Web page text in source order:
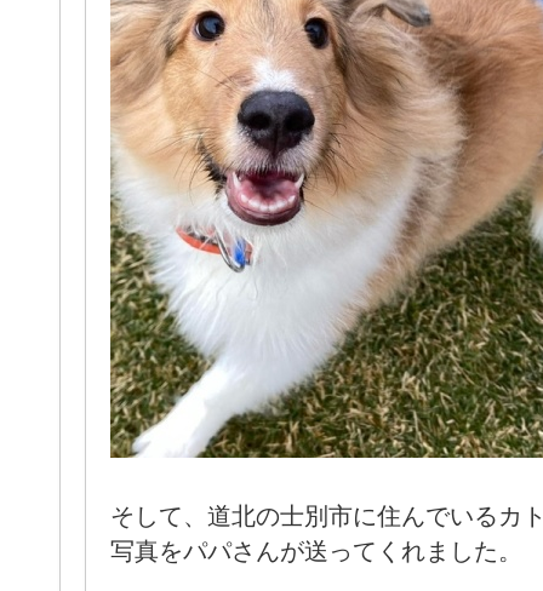
そして、道北の士別市に住んでいるカ
写真をパパさんが送ってくれました。